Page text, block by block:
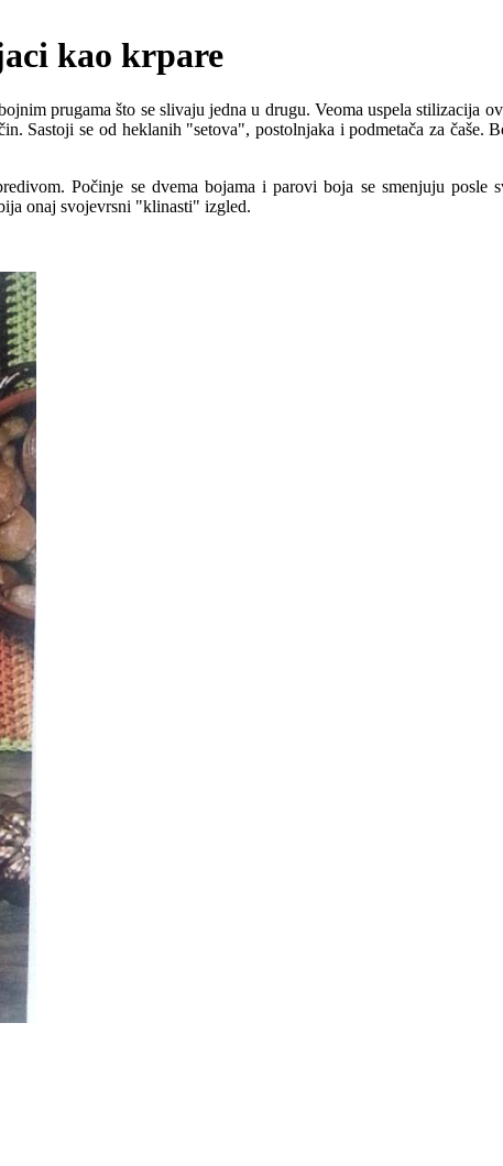
kao krpare
prugama što se slivaju jedna u drugu. Veoma uspela stilizacija
se od heklanih "setova", postolnjaka i podmetača za čaše.
Počinje se dvema bojama i parovi boja se smenjuju posle
onaj svojevrsni "klinasti" izgled.